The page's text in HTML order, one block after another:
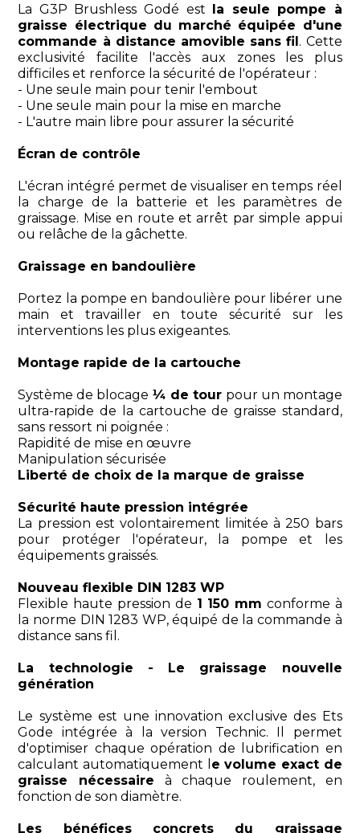
La G3P Brushless Godé est la seule pompe à
graisse électrique du marché équipée d'une
commande à distance amovible sans fil. Cette
exclusivité facilite l'accès aux zones les plus
difficiles et renforce la sécurité de l'opérateur :
- Une seule main pour tenir l'embout
- Une seule main pour la mise en marche
- L'autre main libre pour assurer la sécurité
Écran de contrôle
L'écran intégré permet de visualiser en temps réel
la charge de la batterie et les paramètres de
graissage. Mise en route et arrêt par simple appui
ou relâche de la gâchette.
Graissage en bandoulière
Portez la pompe en bandoulière pour libérer une
main et travailler en toute sécurité sur les
interventions les plus exigeantes.
Montage rapide de la cartouche
Système de blocage ¼ de tour pour un montage
ultra-rapide de la cartouche de graisse standard,
sans ressort ni poignée :
Rapidité de mise en œuvre
Manipulation sécurisée
Liberté de choix de la marque de graisse
Sécurité haute pression intégrée
La pression est volontairement limitée à 250 bars
pour protéger l'opérateur, la pompe et les
équipements graissés.
Nouveau flexible DIN 1283 WP
Flexible haute pression de 1 150 mm conforme à
la norme DIN 1283 WP, équipé de la commande à
distance sans fil.
La technologie - Le graissage nouvelle
génération
Le système est une innovation exclusive des Ets
Gode intégrée à la version Technic. Il permet
d'optimiser chaque opération de lubrification en
calculant automatiquement l e volume exact de
graisse nécessaire à chaque roulement, en
fonction de son diamètre.
Les bénéfices concrets du graissage